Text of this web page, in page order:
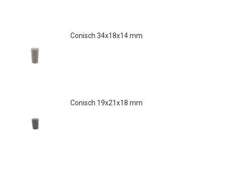
Conisch 34x18x14 mm
Conisch 19x21x18 mm